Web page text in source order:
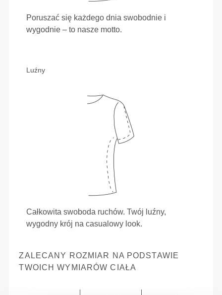
Poruszać się każdego dnia swobodnie i
wygodnie – to nasze motto.
Luźny
Całkowita swoboda ruchów. Twój luźny,
wygodny krój na casualowy look.
ZALECANY ROZMIAR NA PODSTAWIE
TWOICH WYMIARÓW CIAŁA